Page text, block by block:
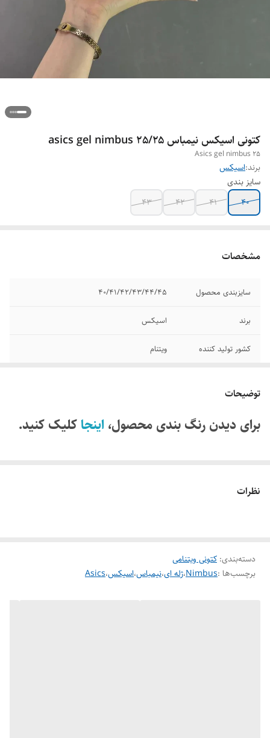
کتونی اسیکس نیمباس ۲۵/asics gel nimbus 25
Asics gel nimbus 25
برند:اسیکس
سایز بندی
۴۰
۴۱ ۴۲ ۴۳
مشخصات
سایزبندی محصول ۴۰/۴۱/۴۲/۴۳/۴۴/۴۵
برند اسیکس
کشور تولید کننده ویتنام
وضعیت کارکرد اکبند
توضیحات
برای دیدن رنگ بندی محصول، اینجاکلیک کنید.
نظرات
دسته‌بندی: کتونی ویتنامی
برچسب‌ها :Nimbus،ژله ای،نیمباس،اسیکس،Asics